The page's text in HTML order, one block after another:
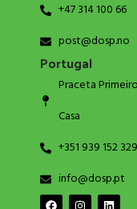
+47 314 100 66
post@dosp.no
Portugal
Praceta
Casa
+351 939 152 329
info@dosp.pt